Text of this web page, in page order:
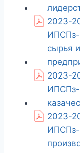
2023-
ИПСПз-
сырья
2023-
ИПСПз-
2023-